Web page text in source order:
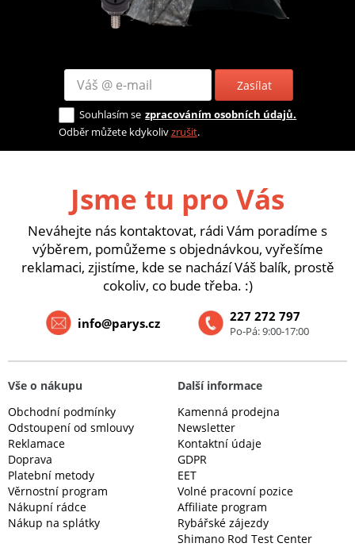
Zasílat
Souhlasím se zpracováním osobních údajů.
Odběr můžete kdykolivzrušit.
Jsme tu pro Vás
Neváhejte nás kontaktovat, rádi Vám poradíme s
výběrem, pomůžeme s objednávkou, vyřešíme
reklamaci, zjistíme, kde se nachází Váš balík, prostě
cokoliv, co bude třeba. :)
227 272 797
Po-Pá: 9:00-17:00
info@parys.cz
Vše o nákupu
Obchodní podmínky
Odstoupení od smlouvy
Reklamace
Doprava
Platební metody
Věrnostní program
Nákupní rádce
Nákup na splátky
Další informace
Kamenná prodejna
Newsletter
Kontaktní údaje
GDPR
EET
Volné pracovní pozice
Affiliate program
Rybářské zájezdy
Shimano Rod Test Center